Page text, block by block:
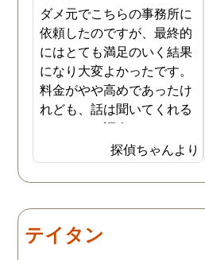
ダメ元でこちらの事務所に
依頼したのですが、最終的
にはとても満足のいく結果
になり大変よかったです。
料金がやや高めであったけ
れども、話は聞いてくれる
しきちんと調査してくれる
しで非常に満足していま
す。調査が終わった後もし
っかりとサポートしていた
になりました。さすが調査
のプロフェッショナルだと
探偵ちゃんより
テイタン